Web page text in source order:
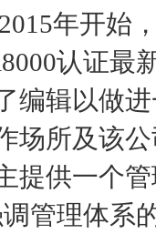
年开始
认证最
编辑以做
场所及该
提供一个
管理体系